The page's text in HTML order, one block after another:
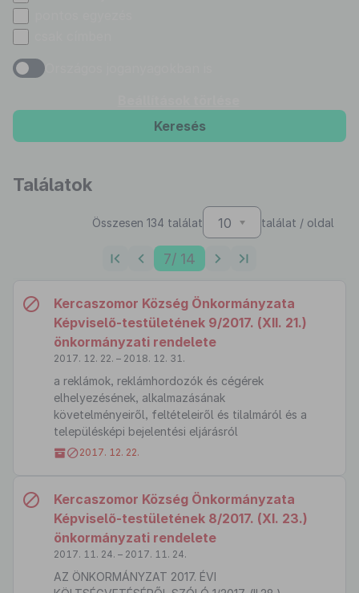
Keresés
Találatok
Összesen 134 találat 10 találat / oldal
7/ 14
Kercaszomor Község Önkormányzata
Képviselő-testületének 9/2017. (XII. 21.)
önkormányzati rendelete
2017. 12. 22. – 2018. 12. 31.
a reklámok, reklámhordozók és cégérek
elhelyezésének, alkalmazásának
követelményeiről, feltételeiről és tilalmáról és a
településképi bejelentési eljárásról
2017. 12. 22.
Kercaszomor Község Önkormányzata
Képviselő-testületének 8/2017. (XI. 23.)
önkormányzati rendelete
2017. 11. 24. – 2017. 11. 24.
AZ ÖNKORMÁNYZAT 2017. ÉVI